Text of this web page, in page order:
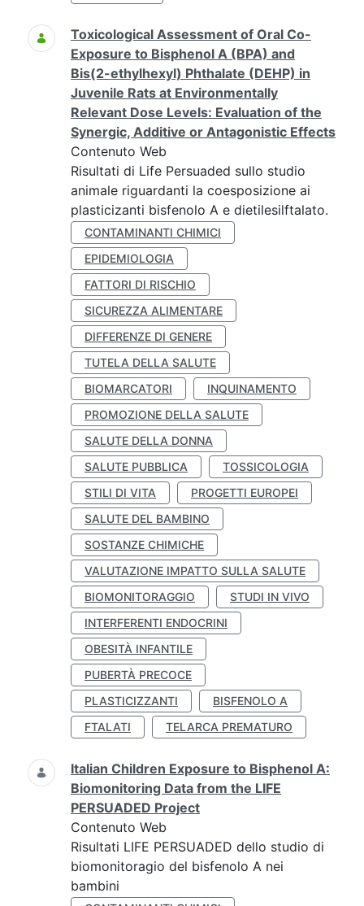
Toxicological Assessment of Oral Co-
Exposure to Bisphenol A (BPA) and
Bis(2-ethylhexyl) Phthalate (DEHP) in
Juvenile Rats at Environmentally
Relevant Dose Levels: Evaluation of the
Synergic, Additive or Antagonistic Effects
Contenuto Web
Risultati di Life Persuaded sullo studio
animale riguardanti la coesposizione ai
plasticizanti bisfenolo A e dietilesilftalato.
CONTAMINANTI CHIMICI
EPIDEMIOLOGIA
FATTORI DI RISCHIO
SICUREZZA ALIMENTARE
DIFFERENZE DI GENERE
TUTELA DELLA SALUTE
BIOMARCATORI
INQUINAMENTO
PROMOZIONE DELLA SALUTE
SALUTE DELLA DONNA
SALUTE PUBBLICA
TOSSICOLOGIA
STILI DI VITA
PROGETTI EUROPEI
SALUTE DEL BAMBINO
SOSTANZE CHIMICHE
VALUTAZIONE IMPATTO SULLA SALUTE
BIOMONITORAGGIO
STUDI IN VIVO
INTERFERENTI ENDOCRINI
OBESITÀ INFANTILE
PUBERTÀ PRECOCE
PLASTICIZZANTI
BISFENOLO A
FTALATI
TELARCA PREMATURO
Italian Children Exposure to Bisphenol A:
Biomonitoring Data from the LIFE
PERSUADED Project
Contenuto Web
Risultati LIFE PERSUADED dello studio di
biomonitoragio del bisfenolo A nei
bambini